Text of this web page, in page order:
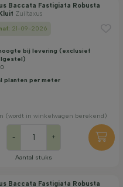
Baccata Fastigiata Robusta
Zuiltaxus
21-09-2026
bij levering (exclusief
planten per meter
(wordt in winkelwagen berekend)
- +
Aantal stuks
Baccata Fastigiata Robusta